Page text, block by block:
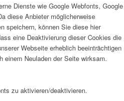
Dienste wie Google Webfonts, Google
diese Anbieter möglicherweise
speichern, können Sie diese hier
eine Deaktivierung dieser Cookies die
Webseite erheblich beeinträchtigen
einem Neuladen der Seite wirksam.
zu aktivieren/deaktivieren.